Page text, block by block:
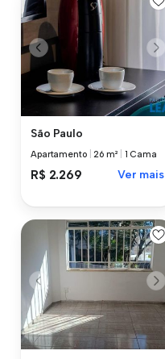
São Paulo
Apartamento |26 m² 1 Cama
R$ 2.269 Ver mais